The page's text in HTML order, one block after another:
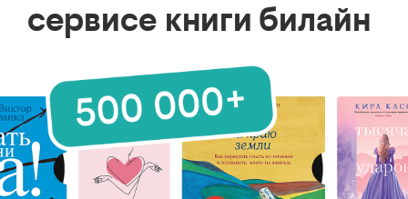
сервисе книги билайн